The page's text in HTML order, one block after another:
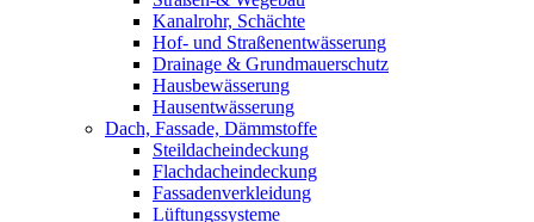
Kanalrohr, Schächte
Hof- und Straßenentwässerung
Drainage & Grundmauerschutz
Hausbewässerung
Hausentwässerung
Dach, Fassade, Dämmstoffe
Steildacheindeckung
Flachdacheindeckung
Fassadenverkleidung
Lüftungssysteme